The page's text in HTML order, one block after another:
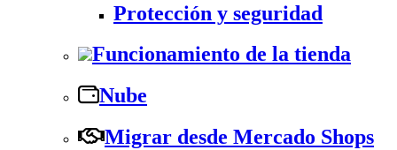
Protección y seguridad
Funcionamiento de la tienda
Nube
Migrar desde Mercado Shops